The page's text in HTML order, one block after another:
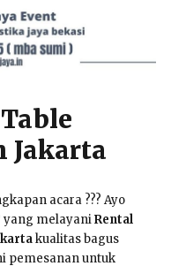
Jakarta
acara ??? Ayo
yang melayaniRental
kualitas bagus
pemesanan untuk